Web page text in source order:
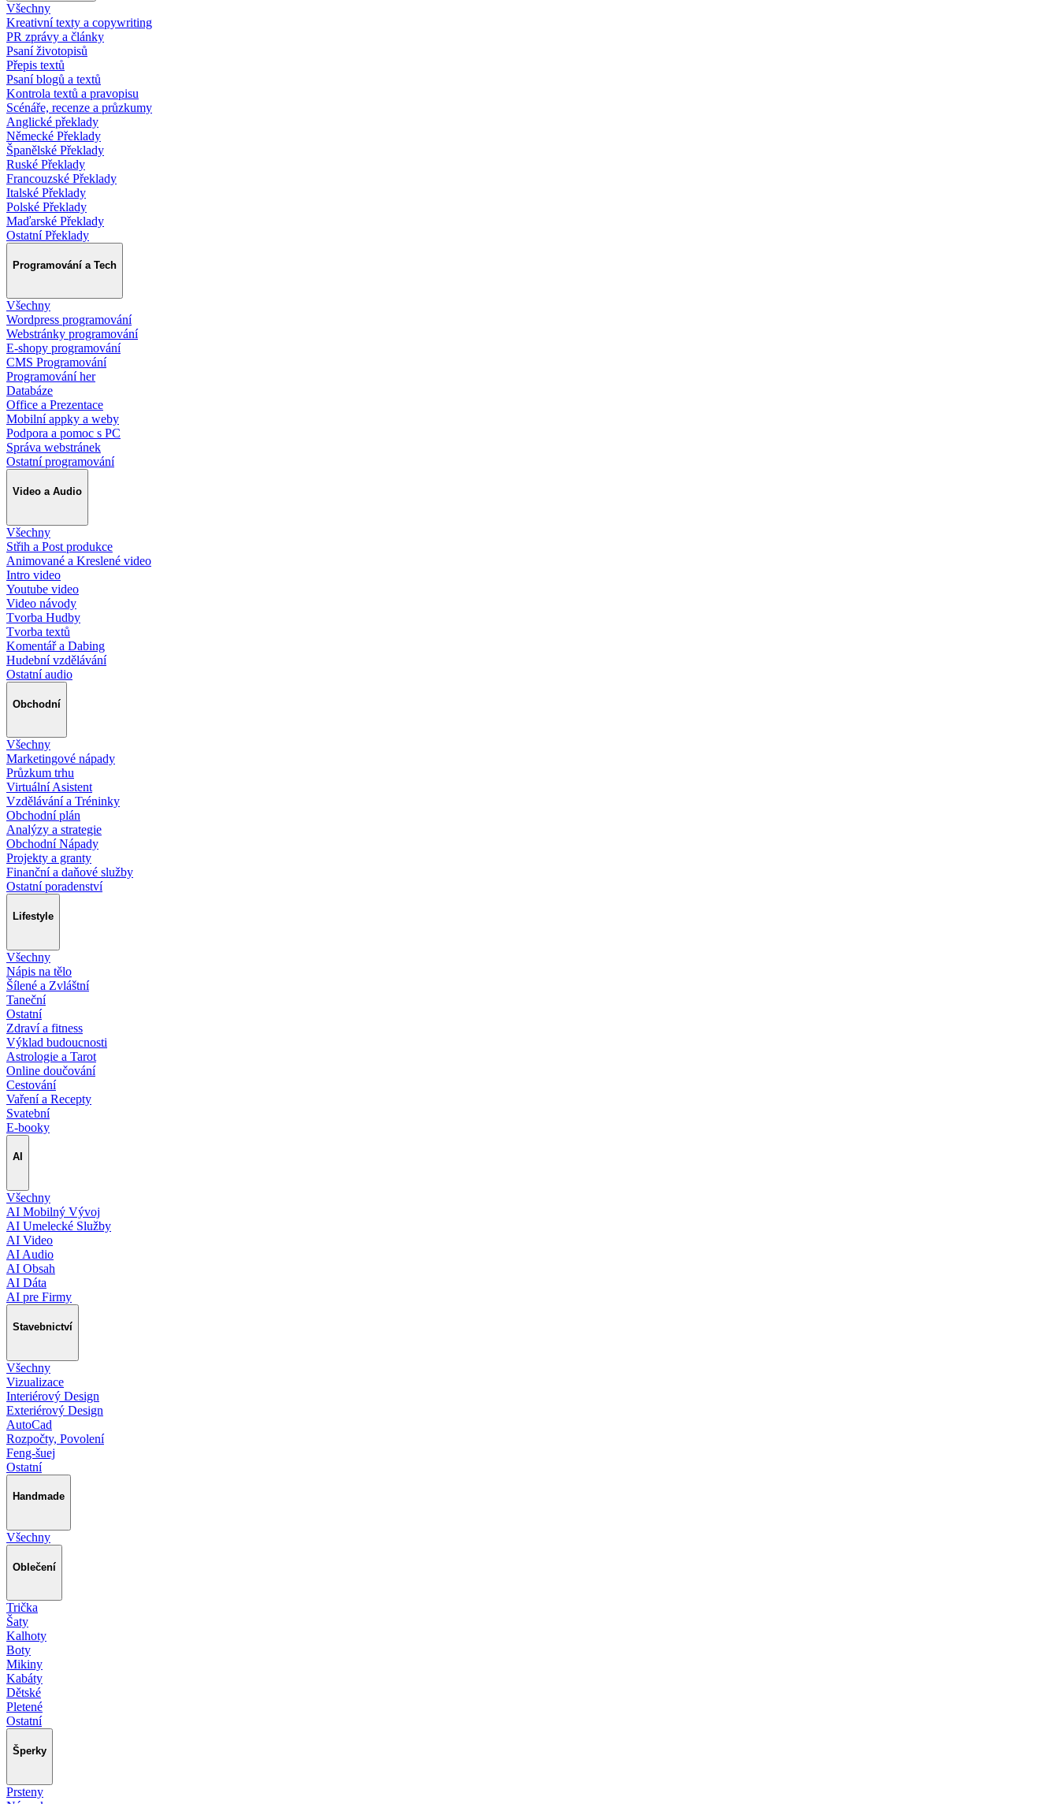
Všechny
Kreativní texty a copywriting
PR zprávy a články
Psaní životopisů
Přepis textů
Psaní blogů a textů
Kontrola textů a pravopisu
Scénáře, recenze a průzkumy
Anglické překlady
Německé Překlady
Španělské Překlady
Ruské Překlady
Francouzské Překlady
Italské Překlady
Polské Překlady
Maďarské Překlady
Ostatní Překlady
Programování a Tech
Všechny
Wordpress programování
Webstránky programování
E-shopy programování
CMS Programování
Programování her
Databáze
Office a Prezentace
Mobilní appky a weby
Podpora a pomoc s PC
Správa webstránek
Ostatní programování
Video a Audio
Všechny
Střih a Post produkce
Animované a Kreslené video
Intro video
Youtube video
Video návody
Tvorba Hudby
Tvorba textů
Komentář a Dabing
Hudební vzdělávání
Ostatní audio
Obchodní
Všechny
Marketingové nápady
Průzkum trhu
Virtuální Asistent
Vzdělávání a Tréninky
Obchodní plán
Analýzy a strategie
Obchodní Nápady
Projekty a granty
Finanční a daňové služby
Ostatní poradenství
Lifestyle
Všechny
Nápis na tělo
Šílené a Zvláštní
Taneční
Ostatní
Zdraví a fitness
Výklad budoucnosti
Astrologie a Tarot
Online doučování
Cestování
Vaření a Recepty
Svatební
E-booky
AI
Všechny
AI Mobilný Vývoj
AI Umelecké Služby
AI Video
AI Audio
AI Obsah
AI Dáta
AI pre Firmy
Stavebnictví
Všechny
Vizualizace
Interiérový Design
Exteriérový Design
AutoCad
Rozpočty, Povolení
Feng-šuej
Ostatní
Handmade
Všechny
Oblečení
Trička
Šaty
Kalhoty
Boty
Mikiny
Kabáty
Dětské
Pletené
Ostatní
Šperky
Prsteny